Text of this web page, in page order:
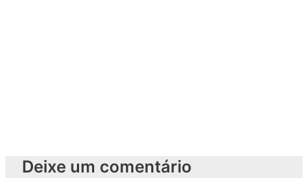
Deixe um comentário